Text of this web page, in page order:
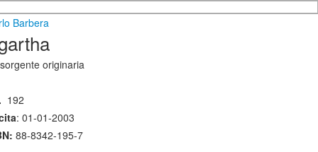
Barbera
originaria
192
: 01-01-2003
88-8342-195-7